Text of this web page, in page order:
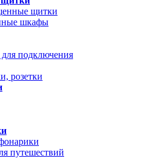
щитки
шкафы
подключения
розетки
путешествий